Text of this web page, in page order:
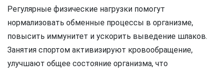
Регулярные физические нагрузки помогут
нормализовать обменные процессы в организме,
повысить иммунитет и ускорить выведение шлаков.
Занятия спортом активизируют кровообращение,
улучшают общее состояние организма, что